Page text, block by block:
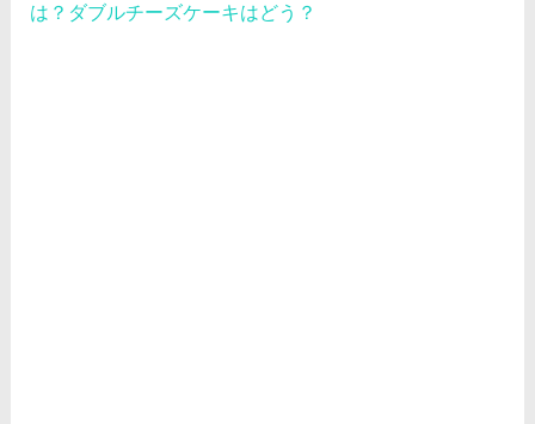
は？ダブルチーズケーキはどう？